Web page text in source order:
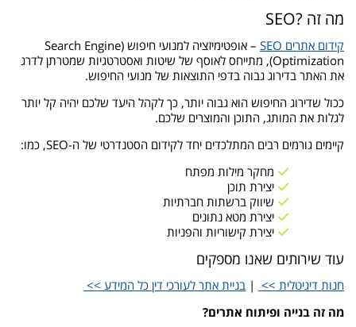
מה זה ?SEO
קידום אתרים SEO
– אופטימיזציה למנועי חיפוש (Search Engine
Optimization), מתייחס לאוסף של שיטות ואסטרטגיות שמטרתן לדרג
את האתר בדירוג גבוה בדפי התוצאות של מנועי החיפוש.
ככול שדירוג החיפוש הוא גבוה יותר, כך לקהל היעד שלכם יהיה קל יותר
לגלות את המותג, התוכן והמוצרים שלכם.
קיימים גורמים רבים המתלכדים יחד לקידום הסטנדרטי של ה-SEO, כמו:
מחקר מילות מפתח
יצירת תוכן
שיווק ברשתות חברתיות
יצירת מטא נתונים
יצירת קישוריות והפניות
עוד שירותים שאנו מספקים
חנות דיגיטלית >> | בניית אתר לעורכי דין כל המידע >>
מה זה בנייה ופיתוח אתרים?